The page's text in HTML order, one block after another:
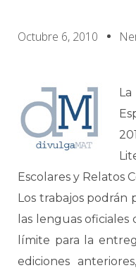
Octubre 6, 2010
Escolares y Relatos
Los trabajos podrán
las lenguas
límite para la
ediciones